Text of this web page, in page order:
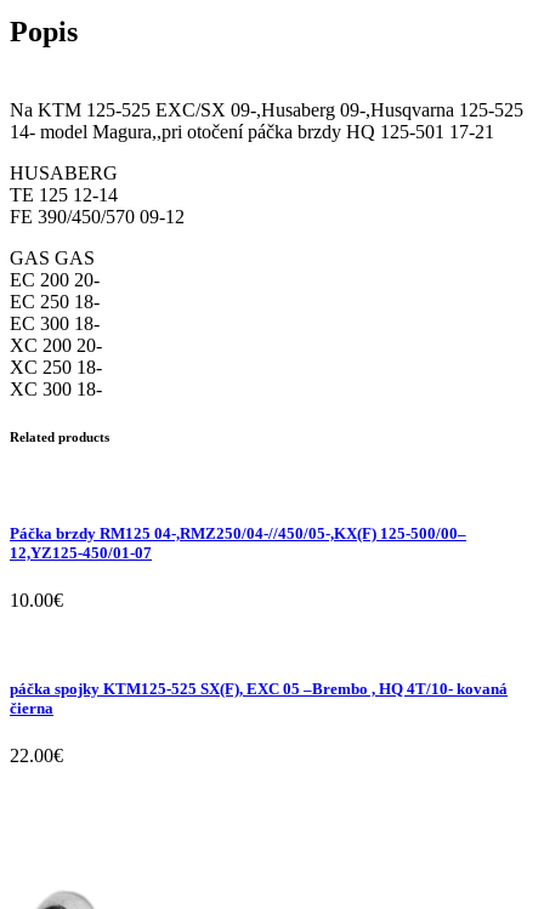
Popis
Na KTM 125-525 EXC/SX 09-,Husaberg 09-,Husqvarna 125-525
14- model Magura,,pri otočení páčka brzdy HQ 125-501 17-21
HUSABERG
TE 125 12-14
FE 390/450/570 09-12
GAS GAS
EC 200 20-
EC 250 18-
EC 300 18-
XC 200 20-
XC 250 18-
XC 300 18-
Related products
Páčka brzdy RM125 04-,RMZ250/04-//450/05-,KX(F) 125-500/00–
12,YZ125-450/01-07
10.00€
páčka spojky KTM125-525 SX(F), EXC 05 –Brembo , HQ 4T/10- kovaná
čierna
22.00€